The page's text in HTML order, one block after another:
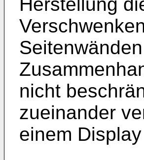
nicht
zueinander
einem